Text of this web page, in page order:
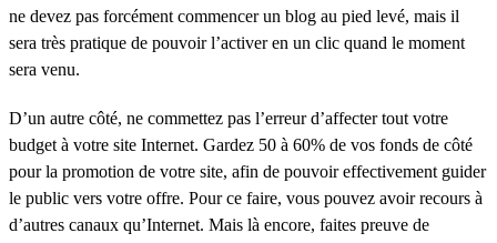
ne devez pas forcément commencer un blog au pied levé, mais il
sera très pratique de pouvoir l’activer en un clic quand le moment
sera venu.
D’un autre côté, ne commettez pas l’erreur d’affecter tout votre
budget à votre site Internet. Gardez 50 à 60% de vos fonds de côté
pour la promotion de votre site, afin de pouvoir effectivement guider
le public vers votre offre. Pour ce faire, vous pouvez avoir recours à
d’autres canaux qu’Internet. Mais là encore, faites preuve de